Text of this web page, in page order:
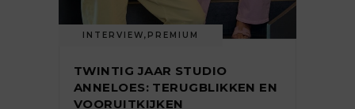
INTERVIEW, PREMIUM
TWINTIG JAAR STUDIO
ANNELOES: TERUGBLIKKEN EN
VOORUITKIJKEN